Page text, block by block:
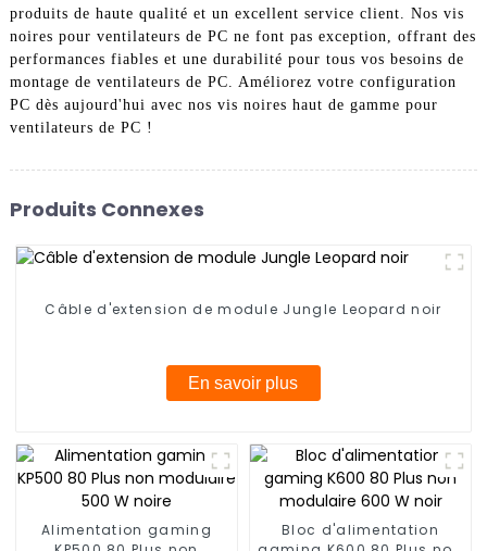
produits de haute qualité et un excellent service client. Nos vis
noires pour ventilateurs de PC ne font pas exception, offrant des
performances fiables et une durabilité pour tous vos besoins de
montage de ventilateurs de PC. Améliorez votre configuration
PC dès aujourd'hui avec nos vis noires haut de gamme pour
ventilateurs de PC !
Produits Connexes
Câble d'extension de module Jungle Leopard noir
En savoir plus
Alimentation gaming
Bloc d'alimentation